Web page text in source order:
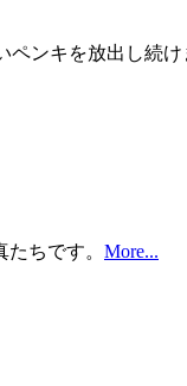
ンキを放出し続け
ちです。 More...